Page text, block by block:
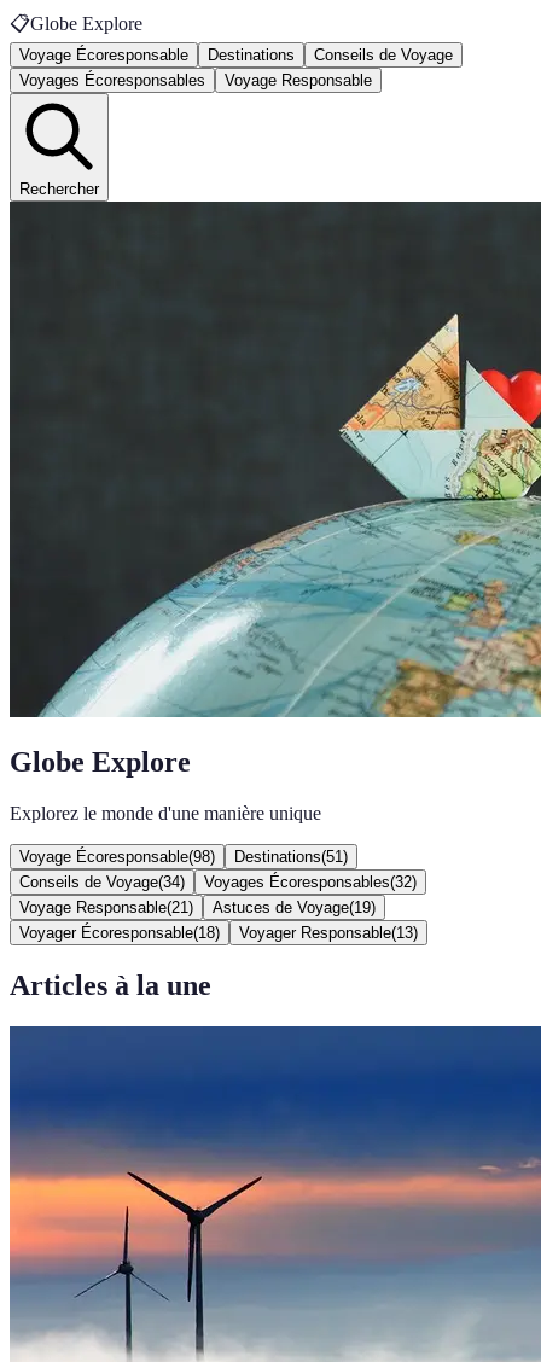
📋Globe Explore
Voyage Écoresponsable Destinations
Conseils de Voyage
Voyages Écoresponsables
Voyage Responsable
Rechercher
Globe Explore
Explorez le monde d'une manière unique
Voyage Écoresponsable(98) Destinations(51 )
Conseils de Voyage(34) Voyages Écoresponsables(32)
Voyage Responsable(21 ) Astuces de Voyage(19)
Voyager Écoresponsable(18) Voyager Responsable(13)
Articles à la une